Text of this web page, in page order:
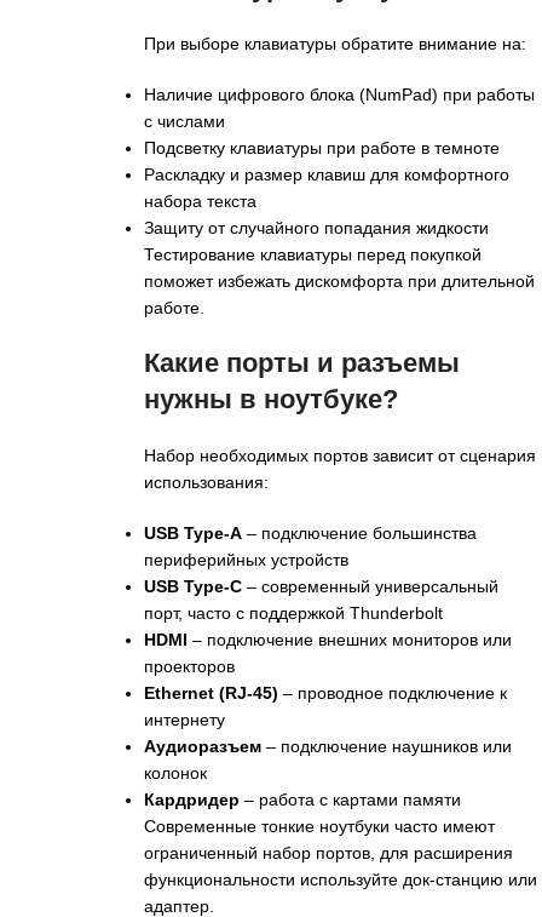
При выборе клавиатуры обратите внимание на:
Наличие цифрового блока (NumPad) при работы
с числами
Подсветку клавиатуры при работе в темноте
Раскладку и размер клавиш для комфортного
набора текста
Защиту от случайного попадания жидкости
Тестирование клавиатуры перед покупкой
поможет избежать дискомфорта при длительной
работе.
Какие порты и разъемы
нужны в ноутбуке?
Набор необходимых портов зависит от сценария
использования:
USB Type-A – подключение большинства
периферийных устройств
USB Type-C – современный универсальный
порт, часто с поддержкой Thunderbolt
HDMI – подключение внешних мониторов или
проекторов
Ethernet (RJ-45) – проводное подключение к
интернету
Аудиоразъем – подключение наушников или
колонок
Кардридер – работа с картами памяти
Современные тонкие ноутбуки часто имеют
ограниченный набор портов, для расширения
функциональности используйте док-станцию или
адаптер.